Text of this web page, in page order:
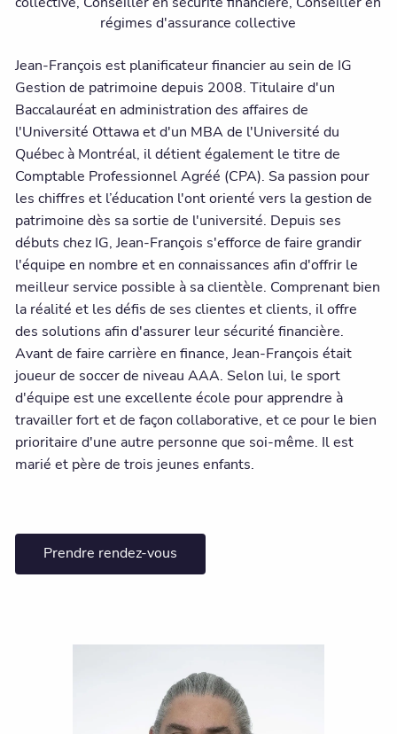
régimes d'assurance collective
Jean-François est planificateur financier au sein de IG
Gestion de patrimoine depuis 2008. Titulaire d'un
Baccalauréat en administration des affaires de
l'Université Ottawa et d'un MBA de l'Université du
Québec à Montréal, il détient également le titre de
Comptable Professionnel Agréé (CPA). Sa passion pour
les chiffres et l’éducation l'ont orienté vers la gestion de
patrimoine dès sa sortie de l'université. Depuis ses
débuts chez IG, Jean-François s'efforce de faire grandir
l'équipe en nombre et en connaissances afin d'offrir le
meilleur service possible à sa clientèle. Comprenant bien
la réalité et les défis de ses clientes et clients, il offre
des solutions afin d'assurer leur sécurité financière.
Avant de faire carrière en finance, Jean-François était
joueur de soccer de niveau AAA. Selon lui, le sport
d'équipe est une excellente école pour apprendre à
travailler fort et de façon collaborative, et ce pour le bien
prioritaire d'une autre personne que soi-même. Il est
marié et père de trois jeunes enfants.
Prendre rendez-vous